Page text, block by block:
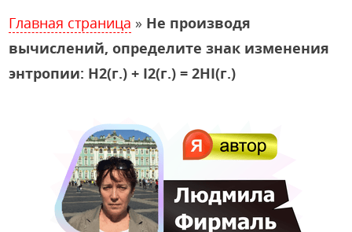
Главная страница » Не производя
вычислений, определите знак изменения
энтропии: H2(г.) + I2(г.) = 2HI(г.)